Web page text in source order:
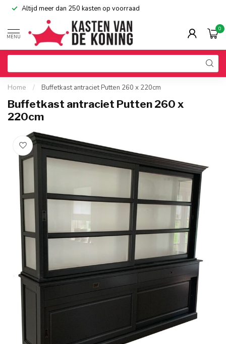
Altijd meer dan 250 kasten op voorraad
MENU
0
Home / Buffetkast antraciet Putten 260 x 220cm
Buffetkast antraciet Putten 260 x
220cm